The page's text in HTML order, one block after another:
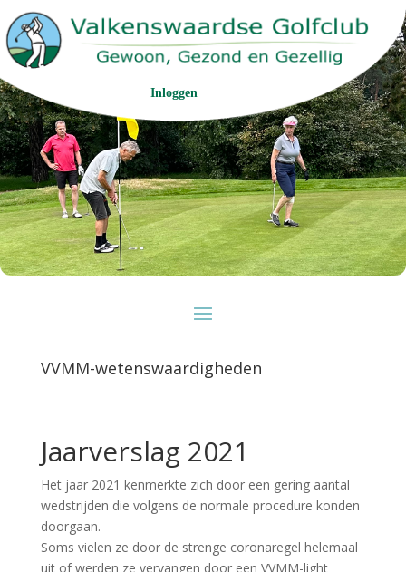
Inloggen
VVMM-wetenswaardigheden
Jaarverslag 2021
Het jaar 2021 kenmerkte zich door een gering aantal
wedstrijden die volgens de normale procedure konden
doorgaan.
Soms vielen ze door de strenge coronaregel helemaal
uit of werden ze vervangen door een VVMM-light